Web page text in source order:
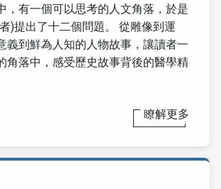
，有一個可以思考的人文角落，於是
)提出了十二個問題。 從雕像到運
義到鮮為人知的人物故事，讓讀者一
角落中，感受歷史故事背後的醫學精
瞭解更多